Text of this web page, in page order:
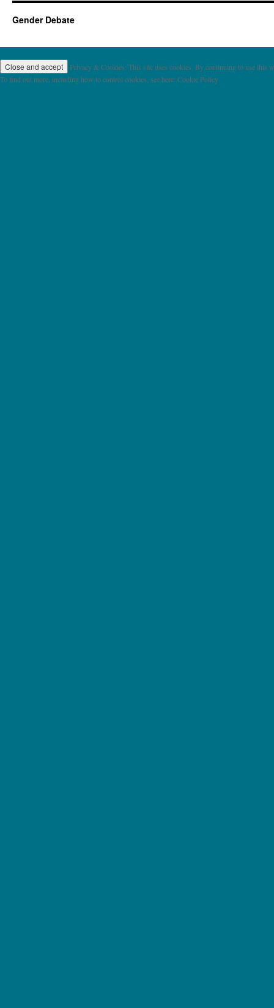
Gender Debate
Privacy & Cookies: This site uses cookies. By continuing to use this
To find out more, including how to control cookies, see here: Cookie Policy